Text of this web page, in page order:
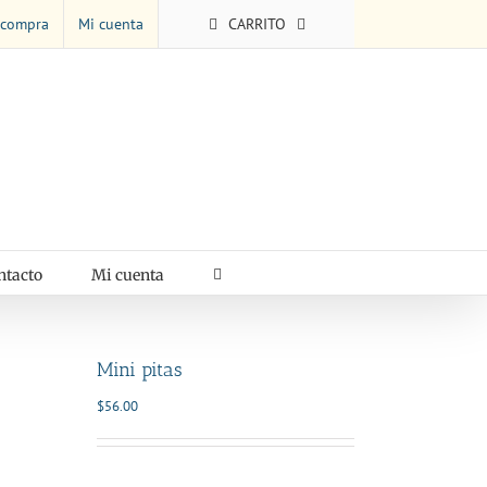
Mi cuenta CARRITO
Mi cuenta
Mini pitas
$56.00